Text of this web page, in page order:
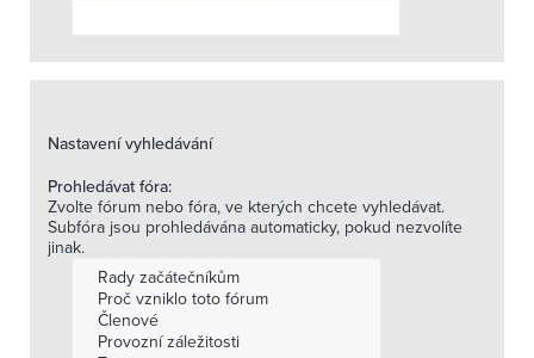
Nastavení vyhledávání
Prohledávat fóra:
Zvolte fórum nebo fóra, ve kterých chcete vyhledávat.
Subfóra jsou prohledávána automaticky, pokud nezvolíte
jinak.